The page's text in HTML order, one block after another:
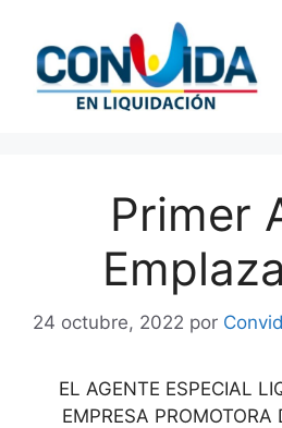
contenido
Primer
24 octubre, 2022 por
EL AGENTE ESPECIAL
EMPRESA PROMOTORA